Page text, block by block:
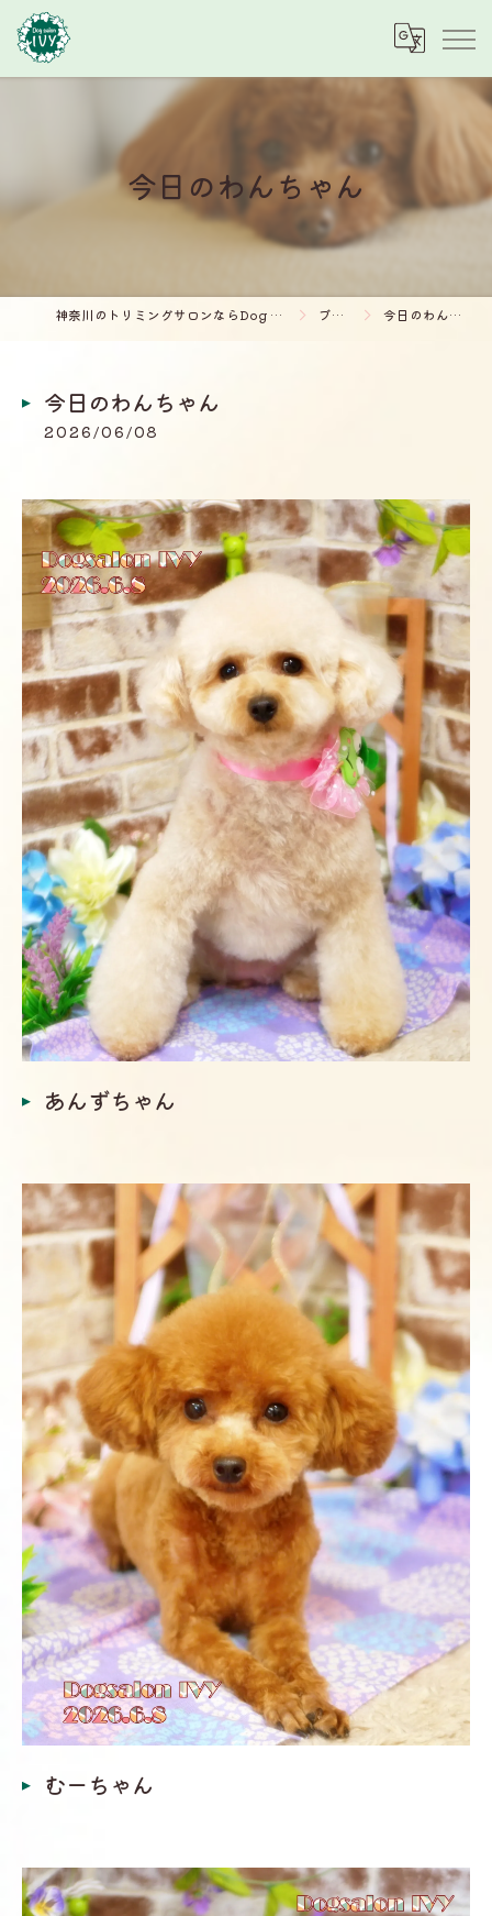
今日のわんちゃん
神奈川のトリミングサロンならDog salon IVY ブログ 今日のわんちゃん
今日のわんちゃん
2026/06/08
あんずちゃん
むーちゃん